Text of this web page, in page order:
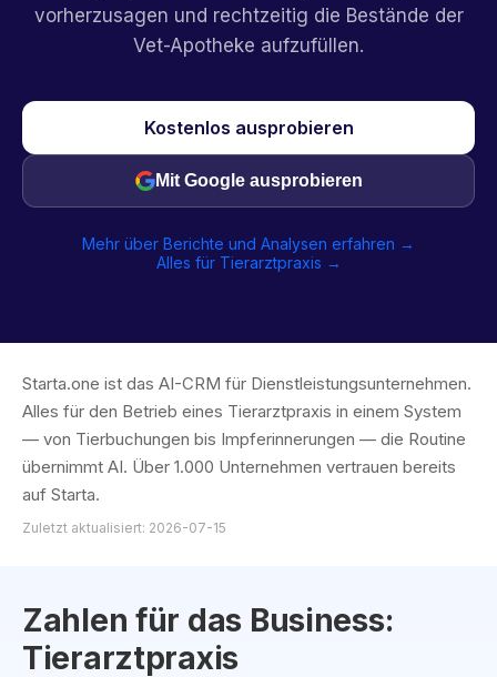
vorherzusagen und rechtzeitig die Bestände der
Vet-Apotheke aufzufüllen.
Kostenlos ausprobieren
Mit Google ausprobieren
Mehr über Berichte und Analysen erfahren →
Alles für Tierarztpraxis →
Starta.one ist das AI-CRM für Dienstleistungsunternehmen.
Alles für den Betrieb eines Tierarztpraxis in einem System
— von Tierbuchungen bis Impferinnerungen — die Routine
übernimmt AI. Über 1.000 Unternehmen vertrauen bereits
auf Starta.
Zuletzt aktualisiert: 2026-07-15
Zahlen für das Business:
Tierarztpraxis